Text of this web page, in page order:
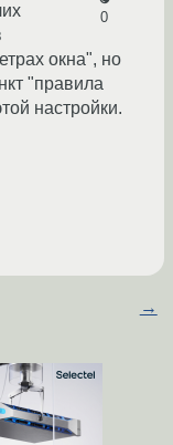
0
окна", но
"правила
настройки.
→